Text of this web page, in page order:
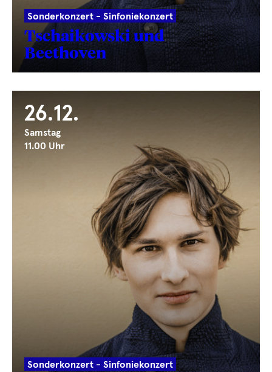
Sonderkonzert - Sinfoniekonzert
Tschaikowski und
Beethoven
26.12.
Samstag
11.00 Uhr
Sonderkonzert - Sinfoniekonzert